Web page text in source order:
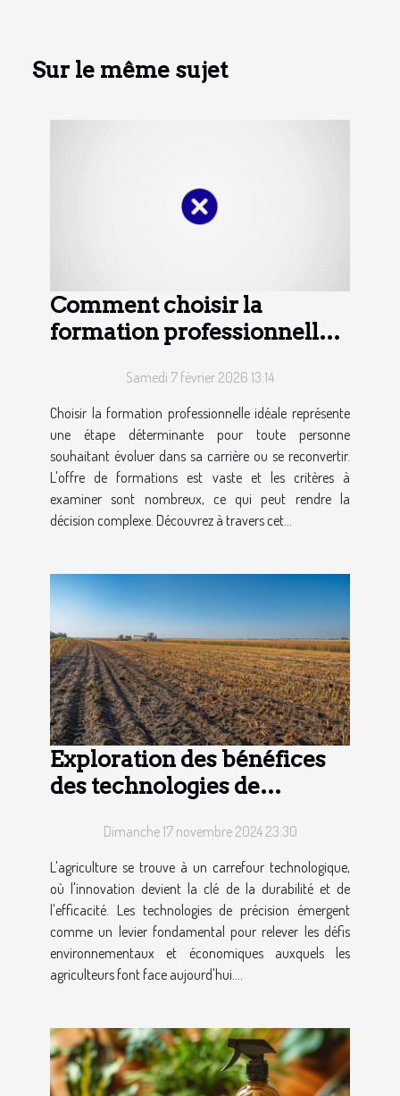
Sur le même sujet
Comment choisir la
formation professionnelle
Samedi 7 février 2026 13:14
Choisir la formation professionnelle idéale représente
une étape déterminante pour toute personne
souhaitant évoluer dans sa carrière ou se reconvertir.
L'offre de formations est vaste et les critères à
examiner sont nombreux, ce qui peut rendre la
décision complexe. Découvrez à travers cet...
Exploration des bénéfices
des technologies de
durableDimanche 17 novembre 2024 23:30
L'agriculture se trouve à un carrefour technologique,
où l'innovation devient la clé de la durabilité et de
l'efficacité. Les technologies de précision émergent
comme un levier fondamental pour relever les défis
environnementaux et économiques auxquels les
agriculteurs font face aujourd'hui....